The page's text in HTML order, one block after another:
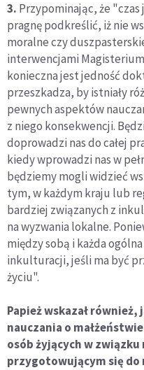
3. Przypominając, że
pragnę podkreślić, iż nie
moralne czy
interwencjami
konieczna jest jedność
przeszkadza, by istniały
pewnych aspektów
z niego konsekwencji.
doprowadzi nas do całej
kiedy wprowadzi nas w
będziemy mogli widzieć
tym, w każdym kraju lub
bardziej związanych z
na wyzwania lokalne.
między sobą i każda
inkulturacji, jeśli ma być
życiu".
Papież wskazał
nauczania o
osób żyjących w związku
przygotowującym się do